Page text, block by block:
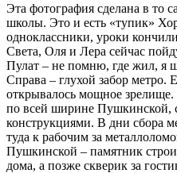
Эта фотография сделана в то
школы. Это и есть «тупик»
одноклассники, уроки
Света, Оля и Лера сейчас
Пулат – не помню, где жил, я
Справа – глухой забор метро.
открывалось мощное
по всей ширине Пушкинской,
конструкциями. В дни сбора
туда к рабочим за
Пушкинской – памятник
дома, а позже скверик за